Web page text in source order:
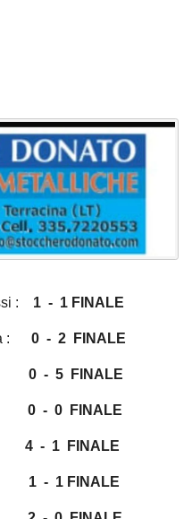
: 1 - 1 FINALE
: 0 - 2 FINALE
: 0 - 5 FINALE
: 0 - 0 FINALE
: 4 - 1 FINALE
: 1 - 1 FINALE